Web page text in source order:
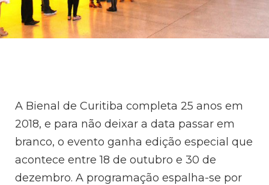
A Bienal de Curitiba completa 25 anos em
2018, e para não deixar a data passar em
branco, o evento ganha edição especial que
acontece entre 18 de outubro e 30 de
dezembro. A programação espalha-se por